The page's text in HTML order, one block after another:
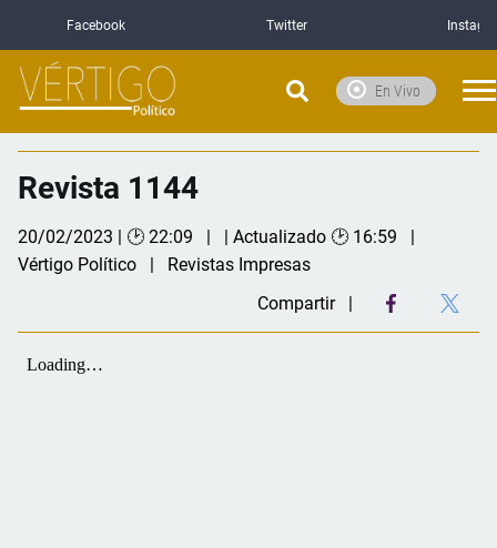
Facebook Twitter
En Vivo
Revista 1144
20/02/2023 | 🕑 22:09
| Actualizado 🕑 16:59
Vértigo Político
Revistas Impresas
Compartir